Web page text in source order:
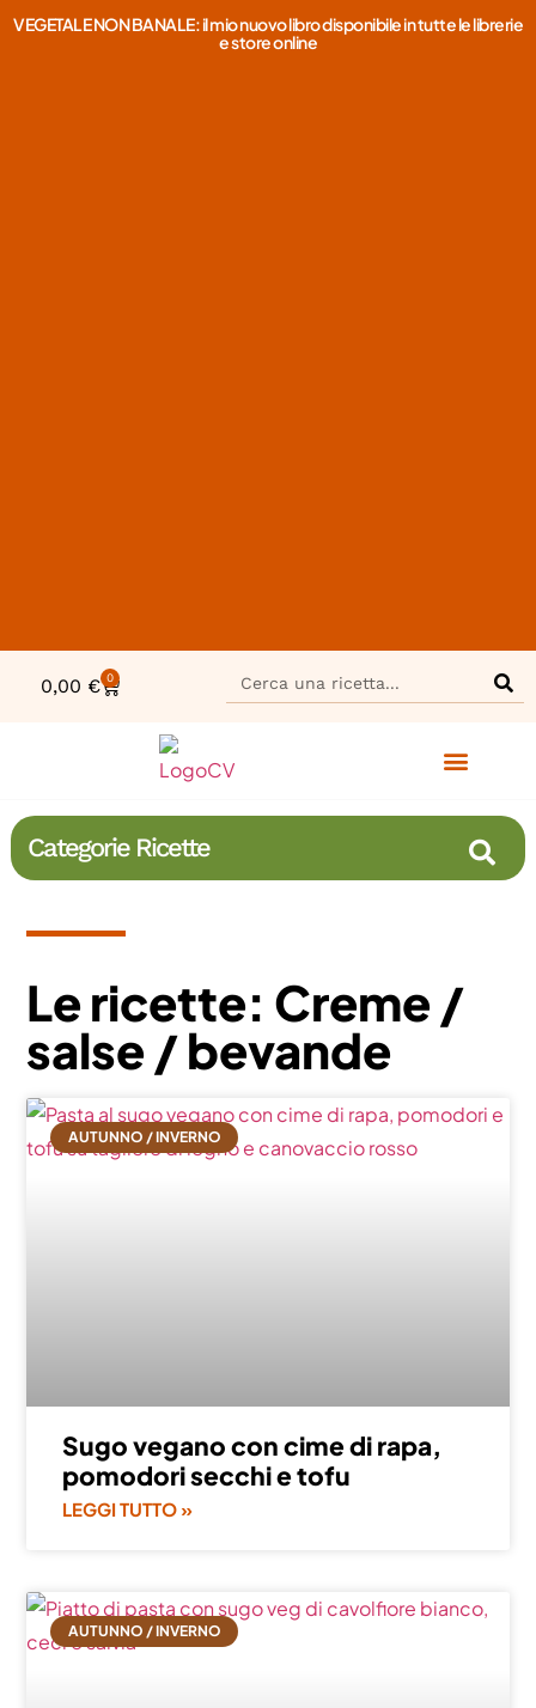
VEGETALE NON BANALE: il mio nuovo libro disponibile in tutte le librerie
e store online
0,00 € 0
Categorie Ricette
Le ricette: Creme /
salse / bevande
AUTUNNO / INVERNO
Sugo vegano con cime di rapa,
pomodori secchi e tofu
LEGGI TUTTO »
AUTUNNO / INVERNO